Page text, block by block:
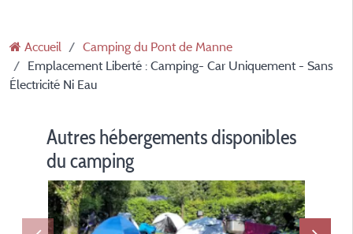
Accueil
Camping du Pont de Manne
Emplacement Liberté : Camping- Car Uniquement - Sans
Électricité Ni Eau
Autres hébergements disponibles
du camping